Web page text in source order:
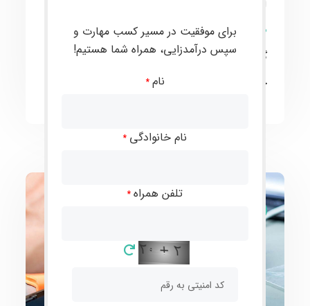
پس از اتمام دوره، دانشجویان می‌توانند با
گواهینامه‌های بین‌المللی از سازمان فنی و
حرفه‌ای به بازارکار وارد شوند.
برای موفقیت در مسیر کسب مهارت و
سپس درآمدزایی، همراه شما هستیم!
نام *
نام خانوادگی *
تلفن همراه *